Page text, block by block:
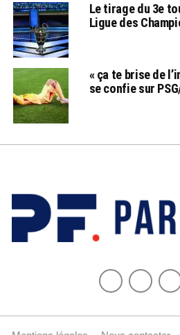
Le tirage du 3e
Ligue des
« ça te brise de
se confie sur